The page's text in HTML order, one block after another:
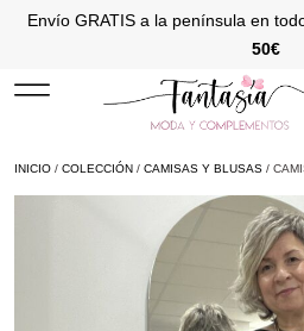
Envío GRATIS a la península en
50€
INICIO / COLECCIÓN / CAMISAS Y BLUSAS /